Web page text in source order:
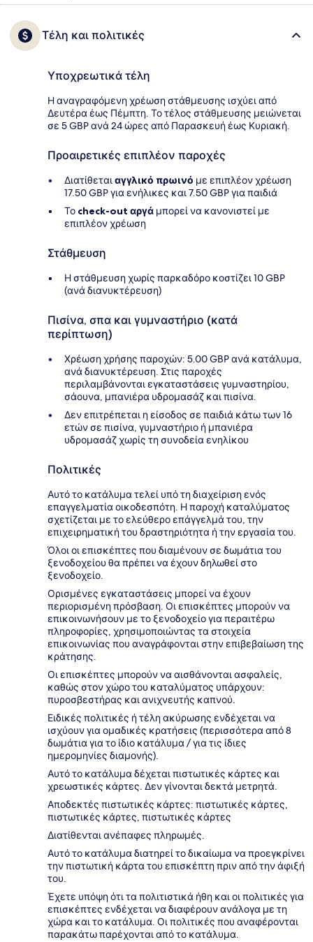
Τέλη και πολιτικές
Υποχρεωτικά τέλη
Η αναγραφόμενη χρέωση στάθμευσης ισχύει από
Δευτέρα έως Πέμπτη. Το τέλος στάθμευσης μειώνεται
σε 5 GBP ανά 24 ώρες από Παρασκευή έως Κυριακή.
Προαιρετικές επιπλέον παροχές
Διατίθεταιαγγλικό πρωινό με επιπλέον χρέωση
17.50 GBP για ενήλικες και 7.50 GBP για παιδιά
Το check-out αργά μπορεί να κανονιστεί με
επιπλέον χρέωση
Στάθμευση
Η στάθμευση χωρίς παρκαδόρο κοστίζει 10 GBP
(ανά διανυκτέρευση)
Πισίνα, σπα και γυμναστήριο (κατά
περίπτωση)
Χρέωση χρήσης παροχών: 5.00 GBP ανά κατάλυμα,
ανά διανυκτέρευση. Στις παροχές
περιλαμβάνονται εγκαταστάσεις γυμναστηρίου,
σάουνα, μπανιέρα υδρομασάζ και πισίνα.
Δεν επιτρέπεται η είσοδος σε παιδιά κάτω των 16
ετών σε πισίνα, γυμναστήριο ή μπανιέρα
υδρομασάζ χωρίς τη συνοδεία ενηλίκου
Πολιτικές
Αυτό το κατάλυμα τελεί υπό τη διαχείριση ενός
επαγγελματία οικοδεσπότη. Η παροχή καταλύματος
σχετίζεται με το ελεύθερο επάγγελμά του, την
επιχειρηματική του δραστηριότητα ή την εργασία του.
Όλοι οι επισκέπτες που διαμένουν σε δωμάτια του
ξενοδοχείου θα πρέπει να έχουν δηλωθεί στο
ξενοδοχείο.
Ορισμένες εγκαταστάσεις μπορεί να έχουν
περιορισμένη πρόσβαση. Οι επισκέπτες μπορούν να
επικοινωνήσουν με το ξενοδοχείο για περαιτέρω
πληροφορίες, χρησιμοποιώντας τα στοιχεία
επικοινωνίας που αναγράφονται στην επιβεβαίωση της
κράτησης.
Οι επισκέπτες μπορούν να αισθάνονται ασφαλείς,
καθώς στον χώρο του καταλύματος υπάρχουν:
πυροσβεστήρας και ανιχνευτής καπνού.
Ειδικές πολιτικές ή τέλη ακύρωσης ενδέχεται να
ισχύουν για ομαδικές κρατήσεις (περισσότερα από 8
δωμάτια για το ίδιο κατάλυμα / για τις ίδιες
ημερομηνίες διαμονής).
Αυτό το κατάλυμα δέχεται πιστωτικές κάρτες και
χρεωστικές κάρτες. Δεν γίνονται δεκτά μετρητά.
Αποδεκτές πιστωτικές κάρτες: πιστωτικές κάρτες,
πιστωτικές κάρτες, πιστωτικές κάρτες
Διατίθενται ανέπαφες πληρωμές.
Αυτό το κατάλυμα διατηρεί το δικαίωμα να προεγκρίνει
την πιστωτική κάρτα του επισκέπτη πριν από την άφιξή
του.
Έχετε υπόψη ότι τα πολιτιστικά ήθη και οι πολιτικές για
επισκέπτες ενδέχεται να διαφέρουν ανάλογα με τη
χώρα και το κατάλυμα. Οι πολιτικές που αναφέρονται
παρακάτω παρέχονται από το κατάλυμα.